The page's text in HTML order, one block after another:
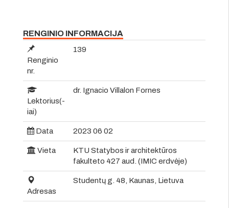
RENGINIO INFORMACIJA
Renginio
nr.
139
Lektorius(-
iai)
dr. Ignacio Villalon Fornes
Data 2023 06 02
Vieta
KTU Statybos ir architektūros
fakulteto 427 aud. (IMIC erdvėje)
Adresas
Studentų g. 48, Kaunas, Lietuva